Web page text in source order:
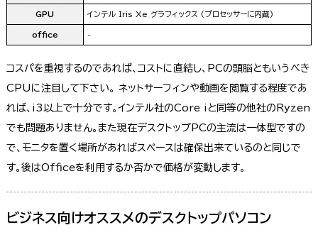
GPU インテル Iris Xe グラフィックス (プロセッサーに内蔵)
office -
コスパを重視するのであれば、コストに直結し、PCの頭脳ともいうべき
CPUに注目して下さい。 ネットサーフィンや動画を閲覧する程度であ
れば、i3以上で十分です。インテル社のCore iと同等の他社のRyzen
でも問題ありません。また現在デスクトップPCの主流は一体型ですの
で、モニタを置く場所があればスペースは確保出来ているのと同じで
す。後はOfficeを利用するか否かで価格が変動します。
ビジネス向けオススメのデスクトップパソコン